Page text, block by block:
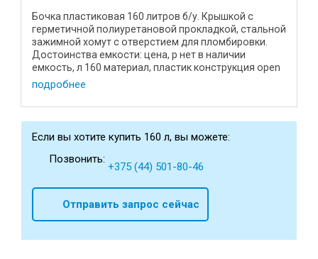
Бочка пластиковая 160 литров б/у. Крышкой с
герметичной полиуретановой прокладкой, стальной
зажимной хомут с отверстием для пломбировки.
Достоинства емкости: цена, р нет в наличии
емкость, л 160 материал, пластик конструкция open
top крышка обруч, ...
подробнее
Если вы хотите купить 160 л, вы можете:
Позвонить:
+375 (44) 501-80-46
Отправить запрос сейчас